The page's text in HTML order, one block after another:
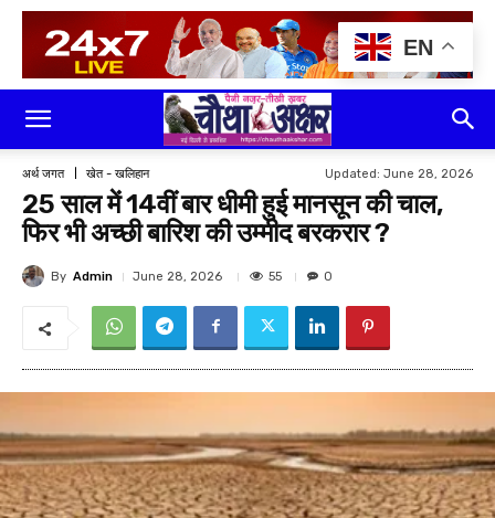
अर्थ जगत खेत - खलिहान Updated: June 28, 2026
25 साल में 14वीं बार धीमी हुई मानसून की चाल,
फिर भी अच्छी बारिश की उम्मीद बरकरार ?
By Admin June 28, 2026 55 0
EN